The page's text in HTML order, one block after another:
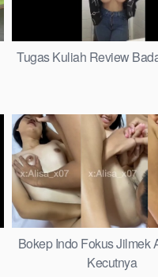
Tugas Kuliah Review
Bokep Indo Fokus Jilmek
Kecutnya